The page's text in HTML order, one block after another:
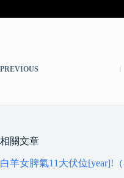
PREVIOUS
相關文章
白羊女脾氣11大伏位[year]!